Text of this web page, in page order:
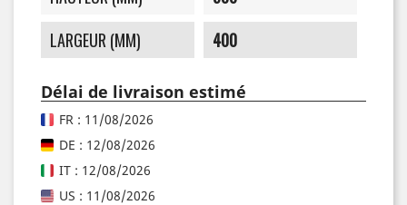
LARGEUR (MM)
400
Délai de livraison estimé
FR : 11/08/2026
DE : 12/08/2026
IT : 12/08/2026
US : 11/08/2026